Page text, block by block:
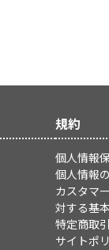
規約
個人情報
個人情報
カスタマ
対する基
特定商取
サイトポ